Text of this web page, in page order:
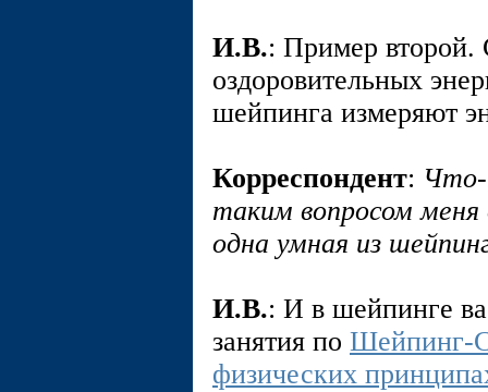
И.В.: Пример второй.
оздоровительных
шейпинга измеряют
Корреспондент: Что-
таким вопросом
одна умная из
И.В.: И в шейпинге
занятия по Шейпинг-
физических